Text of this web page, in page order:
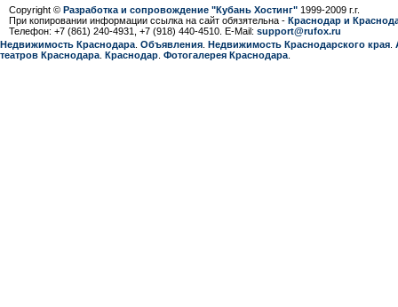
Copyright © Разработка и сопровождение "Кубань Хостинг" 1999-2009 г.г.
При копировании информации ссылка на сайт обязятельна - Краснодар и
Телефон: +7 (861) 240-4931, +7 (918) 440-4510. E-Mail: support@rufox.ru
Недвижимость Краснодара Объявления Недвижимость Краснодарcкого края
театров Краснодара Краснодар Фотогалерея Краснодара